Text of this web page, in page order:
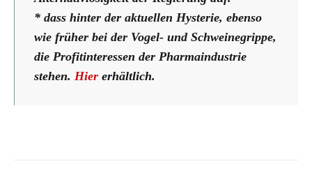
* dass hinter der aktuellen Hysterie, ebenso
wie früher bei der Vogel- und Schweinegrippe,
die Profitinteressen der Pharmaindustrie
stehen. Hier erhältlich.